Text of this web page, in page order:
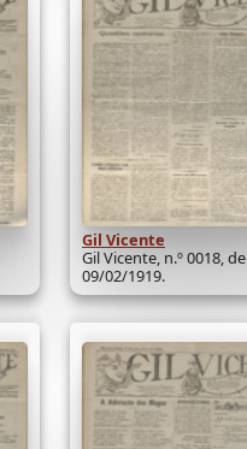
Gil Vicente
Gil Vicente, n.º 0018, de
09/02/1919.